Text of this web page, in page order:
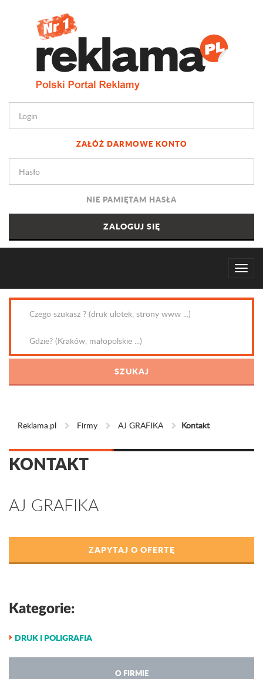
ZAŁÓŻ DARMOWE KONTO
NIE PAMIĘTAM HASŁA
Reklama.pl Firmy AJ GRAFIKA Kontakt
KONTAKT
AJ GRAFIKA
ZAPYTAJ O OFERTĘ
Kategorie:
DRUK I POLIGRAFIA
O FIRMIE